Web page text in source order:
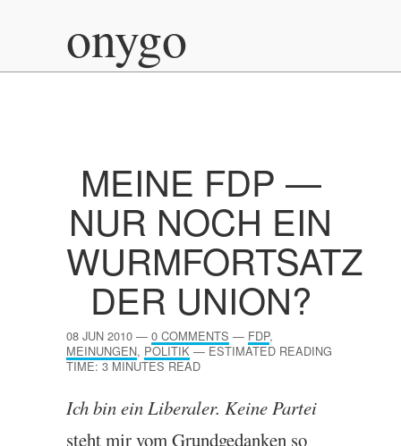
onygo
MEINE FDP —
NUR NOCH EIN
WURMFORTSATZ
DER UNION?
08 JUN 2010 — 0 COMMENTS — FDP,
MEINUNGEN, POLITIK —ESTIMATED READING
TIME: 3 MINUTES READ
Ich bin ein Lib­eraler. Keine Partei
steht mir vom Grundgedanken so